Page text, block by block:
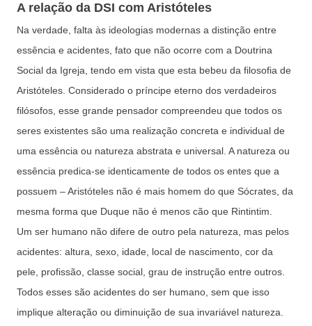
A relação da DSI com Aristóteles
Na verdade, falta às ideologias modernas a distinção entre
essência e acidentes, fato que não ocorre com a Doutrina
Social da Igreja, tendo em vista que esta bebeu da filosofia de
Aristóteles. Considerado o príncipe eterno dos verdadeiros
filósofos, esse grande pensador compreendeu que todos os
seres existentes são uma realização concreta e individual de
uma essência ou natureza abstrata e universal. A natureza ou
essência predica-se identicamente de todos os entes que a
possuem – Aristóteles não é mais homem do que Sócrates, da
mesma forma que Duque não é menos cão que Rintintim.
Um ser humano não difere de outro pela natureza, mas pelos
acidentes: altura, sexo, idade, local de nascimento, cor da
pele, profissão, classe social, grau de instrução entre outros.
Todos esses são acidentes do ser humano, sem que isso
implique alteração ou diminuição de sua invariável natureza.